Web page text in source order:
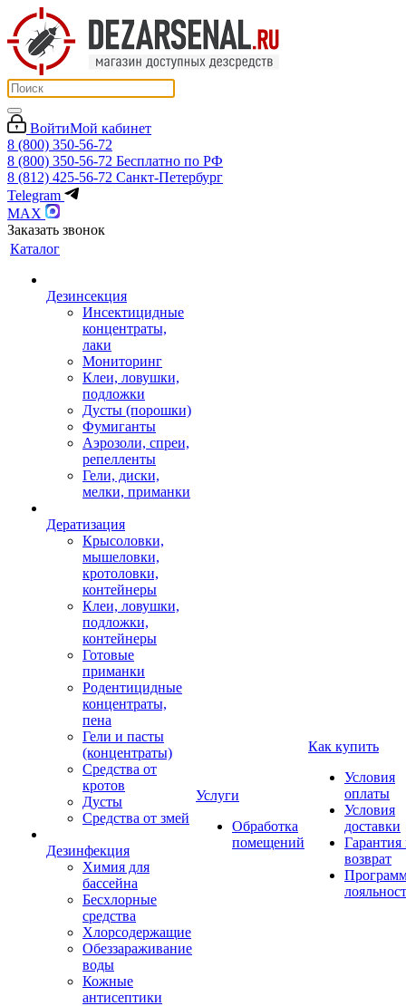
ВойтиМой кабинет
8 (800) 350-56-72
8 (800) 350-56-72 Бесплатно по РФ
8 (812) 425-56-72 Санкт-Петербург
Telegram
MAX
Заказать звонок
Каталог
Дезинсекция
Инсектицидные
концентраты,
лаки
Мониторинг
Клеи, ловушки,
подложки
Дусты (порошки)
Фумиганты
Аэрозоли, спреи,
репелленты
Гели, диски,
мелки, приманки
Дератизация
Крысоловки,
мышеловки,
кротоловки,
контейнеры
Клеи, ловушки,
подложки,
контейнеры
Готовые
приманки
Родентицидные
концентраты,
пена
Гели и пасты
(концентраты)
Средства от
кротов
Дусты
Средства от змей
Дезинфекция
Химия для
бассейна
Бесхлорные
средства
Хлорсодержащие
Обеззараживание
воды
Кожные
антисептики
Услуги
Обработка
помещений
Как купить
Условия
оплаты
Условия
доставки
Гарантия
возврат